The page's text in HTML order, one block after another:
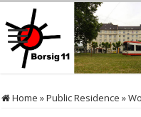
Home »Public Residence »